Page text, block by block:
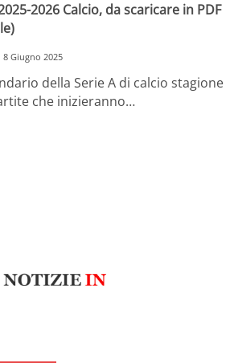
2026 Calcio, da scaricare in PDF
8 Giugno 2025
della Serie A di calcio stagione
che inizieranno…